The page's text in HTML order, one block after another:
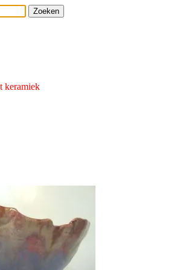
keramiek